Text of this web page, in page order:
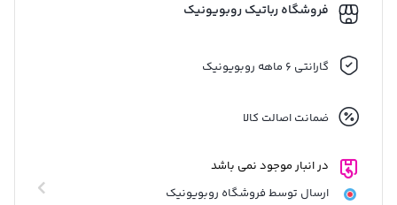
فروشگاه رباتیک روبویونیک
گارانتی 6 ماهه روبویونیک
ضمانت اصالت کالا
در انبار موجود نمی باشد
ارسال توسط فروشگاه روبویونیک